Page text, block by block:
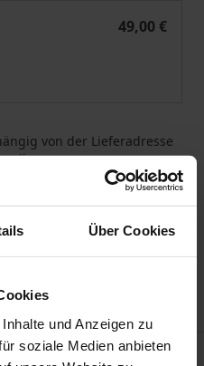
Über Cookies
und Anzeigen zu
soziale Medien anbieten
49,00 €
von der Lieferadresse